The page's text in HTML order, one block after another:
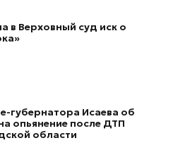
в Верховный суд иск о
губернатора Исаева об
опьянение после ДТП
области